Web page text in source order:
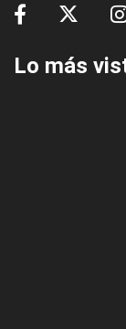
Lo más